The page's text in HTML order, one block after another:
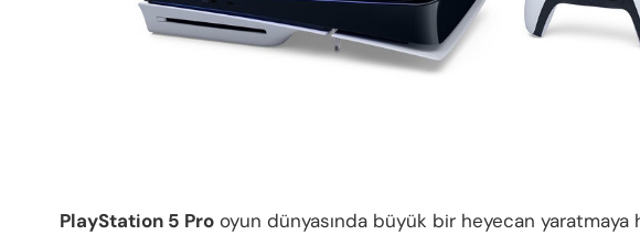
PlayStation 5 Pro oyun dünyasında büyük bir heyecan yaratmaya